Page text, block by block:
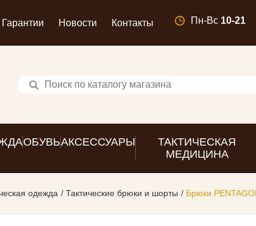
Гарантии Новости Контакты Пн-Вс 10-21
ОБУВЬАКСЕССУАРЫ
ТАКТИЧЕСКАЯ
МЕДИЦИНА
одежда Тактические брюки и шорты Брюки